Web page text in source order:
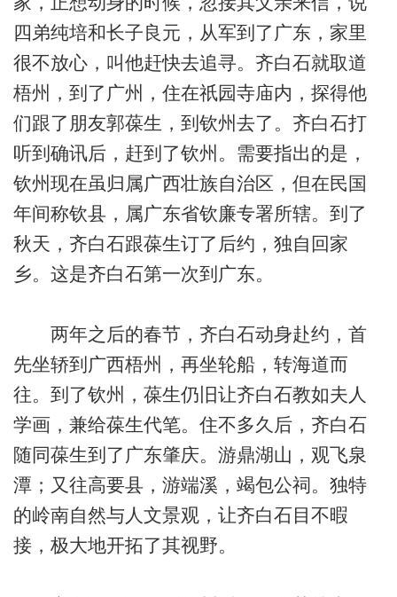
四弟纯培和长子良元，从军到了广东，家里
很不放心，叫他赶快去追寻。齐白石就取道
梧州，到了广州，住在祇园寺庙内，探得他
们跟了朋友郭葆生，到钦州去了。齐白石打
听到确讯后，赶到了钦州。需要指出的是，
钦州现在虽归属广西壮族自治区，但在民国
年间称钦县，属广东省钦廉专署所辖。到了
秋天，齐白石跟葆生订了后约，独自回家
乡。这是齐白石第一次到广东。
两年之后的春节，齐白石动身赴约，首
先坐轿到广西梧州，再坐轮船，转海道而
往。到了钦州，葆生仍旧让齐白石教如夫人
学画，兼给葆生代笔。住不多久后，齐白石
随同葆生到了广东肇庆。游鼎湖山，观飞泉
潭；又往高要县，游端溪，竭包公祠。独特
的岭南自然与人文景观，让齐白石目不暇
接，极大地开拓了其视野。